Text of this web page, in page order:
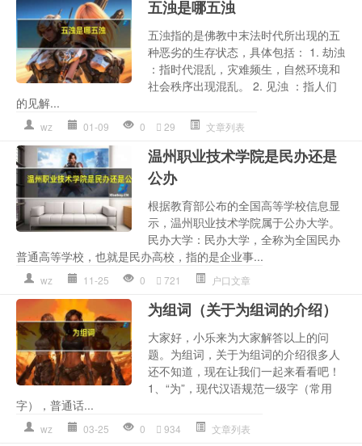
五浊是哪五浊
五浊指的是佛教中末法时代所出现的五
种恶劣的生存状态，具体包括： 1. 劫浊
：指时代混乱，灾难频生，自然环境和
社会秩序出现混乱。 2. 见浊 ：指人们
的见解...
wz 01-09 0 29 文章列表
温州职业技术学院是民办还是
公办
根据教育部公布的全国高等学校信息显
示，温州职业技术学院属于公办大学。
民办大学：民办大学，全称为全国民办
普通高等学校，也就是民办高校，指的是企业事...
wz 11-25 0 721 户口文章
为组词（关于为组词的介绍）
大家好，小乐来为大家解答以上的问
题。为组词，关于为组词的介绍很多人
还不知道，现在让我们一起来看看吧！
1、“为”，现代汉语规范一级字（常用
字），普通话...
wz 03-25 0 934 文章列表